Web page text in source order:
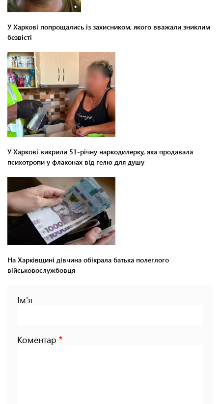
У Харкові попрощались із захисником, якого вважали зниклим
безвісті
У Харкові викрили 51-річну наркодилерку, яка продавала
психотропи у флаконах від гелю для душу
На Харківщині дівчина обікрала батька полеглого
військовослужбовця
Ім'я
Коментар